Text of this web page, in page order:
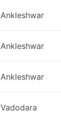
Ankleshwar
Ankleshwar
Ankleshwar
Vadodara